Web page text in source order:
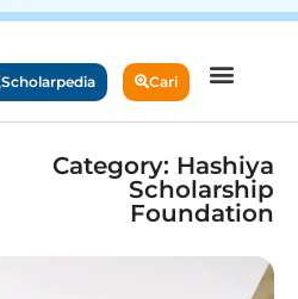
Scholarpedia Cari
Category: Hashiya
Scholarship
Foundation